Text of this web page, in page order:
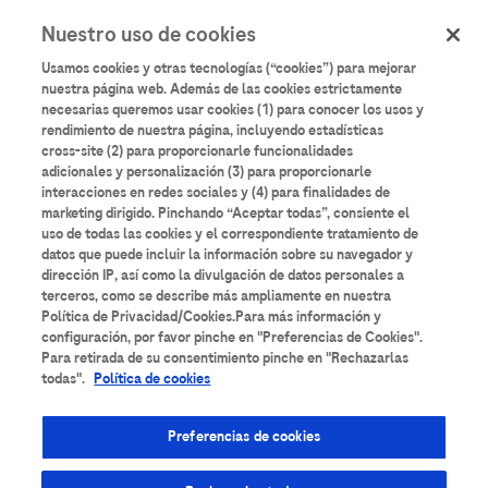
contenido
principal
User
account
menu
Iniciar sesión
AularioRoche
Todos los contenidos Anatomía Patológica
Área de Suero Bancos de Sangre Bioquímica
Cardiología Coagulación Diabetes
Nuestro uso de cookies
Usamos cookies y otras tecnologías (“cookies”) para mejorar
nuestra página web. Además de las cookies estrictamente
necesarias queremos usar cookies (1) para conocer los usos y
rendimiento de nuestra página, incluyendo estadísticas
cross-site (2) para proporcionarle funcionalidades
adicionales y personalización (3) para proporcionarle
interacciones en redes sociales y (4) para finalidades de
marketing dirigido. Pinchando “Aceptar todas”, consiente el
uso de todas las cookies y el correspondiente tratamiento de
datos que puede incluir la información sobre su navegador y
dirección IP, así como la divulgación de datos personales a
terceros, como se describe más ampliamente en nuestra
Política de Privacidad/Cookies.Para más información y
configuración, por favor pinche en "Preferencias de Cookies".
Para retirada de su consentimiento pinche en "Rechazarlas
todas". Política de cookies
Preferencias de cookies